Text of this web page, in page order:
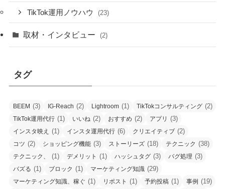
TikTok運用ノウハウ (23)
取材・インタビュー (2)
タグ
BEEM (3) IG-Reach (2) Lightroom (1) TikTokコンサルティング (2)
TikTok運用代行 (1) いいね (2) おすすめ (2) アプリ (3)
インスタ映え (1) インスタ運用代行 (6) クリエイティブ (2)
コツ (2) ショッピング機能 (3) ストーリーズ (18) テクニック (38)
テクニック、 (1) デメリット (1) ハッシュタグ (3) バグ処理 (3)
バズる (1) ブロック (1) マーケティング知識 (29)
マーケティング知識、稼ぐ (1) リポスト (1) 予約投稿 (1) 事例 (19)